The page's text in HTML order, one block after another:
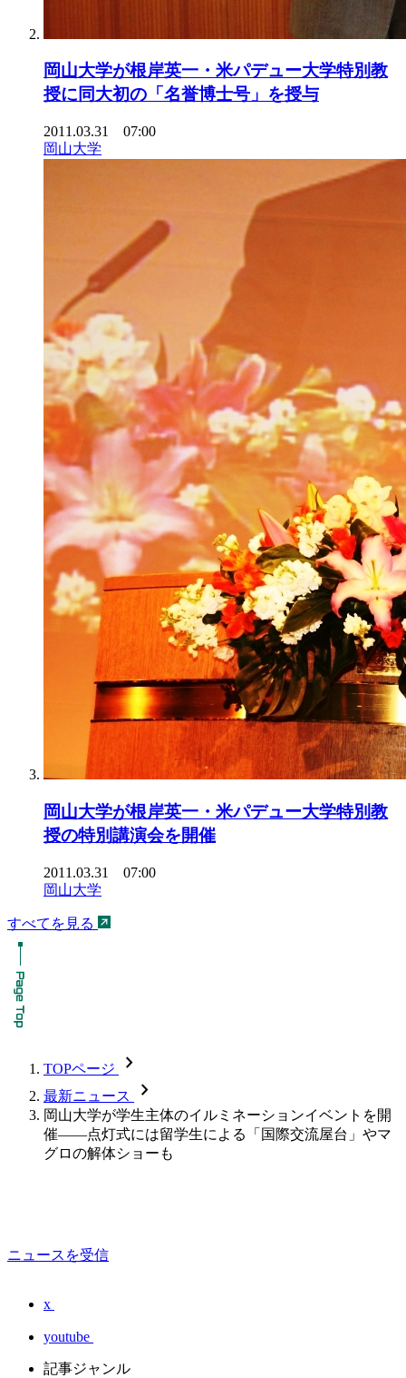
岡山大学が根岸英一・米パデュー大学特別教
授に同大初の「名誉博士号」を授与
2011.03.31 07:00
岡山大学
岡山大学が根岸英一・米パデュー大学特別教
授の特別講演会を開催
2011.03.31 07:00
岡山大学
すべてを見る
TOPページ chevron_forward
最新ニュース chevron_forward
岡山大学が学生主体のイルミネーションイベントを開
催――点灯式には留学生による「国際交流屋台」やマ
グロの解体ショーも
ニュースを受信
x
youtube
記事ジャンル